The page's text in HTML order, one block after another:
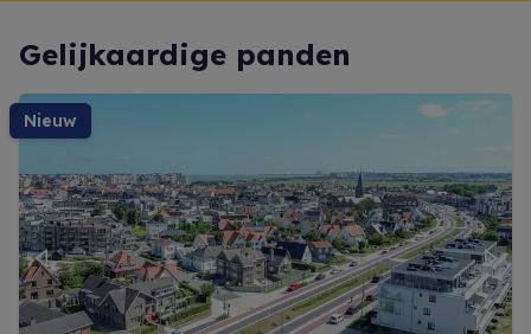
Gelijkaardige panden
nieuw
Previous Next